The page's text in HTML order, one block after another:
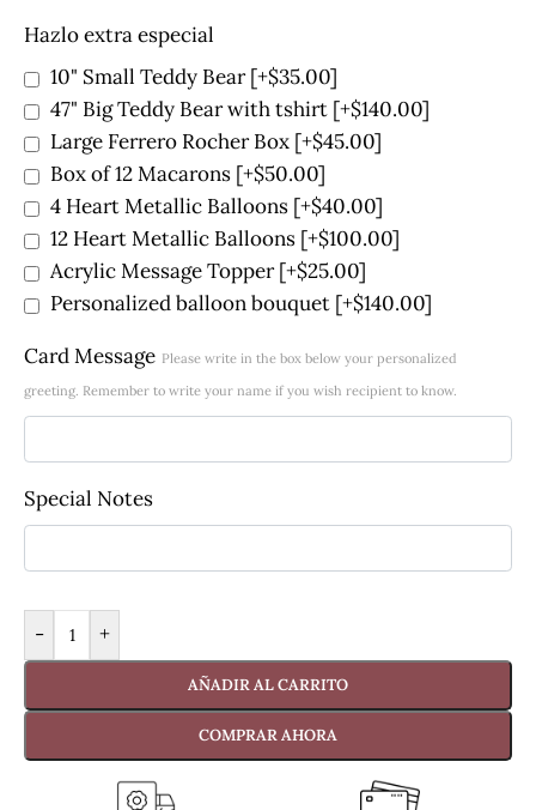
Hazlo extra especial
10" Small Teddy Bear[+$35.00]
47" Big Teddy Bear with tshirt [+$140.00]
Large Ferrero Rocher Box [+$45.00]
Box of 12 Macarons [+$50.00]
4 Heart Metallic Balloons [+$40.00]
12 Heart Metallic Balloons [+$100.00]
Acrylic Message Topper[+$25.00]
Personalized balloon bouquet [+$140.00]
Card Message Please write in the box below your personalized
greeting. Remember to write your name if you wish recipient to know.
Special Notes
- +
AÑADIR AL CARRITO
COMPRAR AHORA